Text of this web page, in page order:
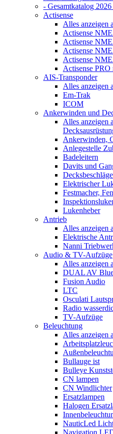
- Gesamtkatalog
Actisense
Alles anzeigen
Actisense
Actisense
Actisense
Actisense
Actisense PRO
AIS-Transponder
Alles anzeigen
Em-Trak
ICOM
Ankerwinden und
Alles anzeigen
Ankerwinden,
Anlegestelle
Badeleitern
Davits und
Decksbeschläge
Elektrischer
Festmacher,
Lukenheber
Antrieb
Alles anzeigen
Elektrische
Nanni
Audio & TV-Aufzüge
Alles anzeigen
DUAL AV
Fusion Audio
LTC
Osculati
Radio
TV-Aufzüge
Beleuchtung
Alles anzeigen
Bullauge ist
Bulleye
CN lampen
CN Windlichter
Ersatzlampen
Halogen
NauticLed
Navigation